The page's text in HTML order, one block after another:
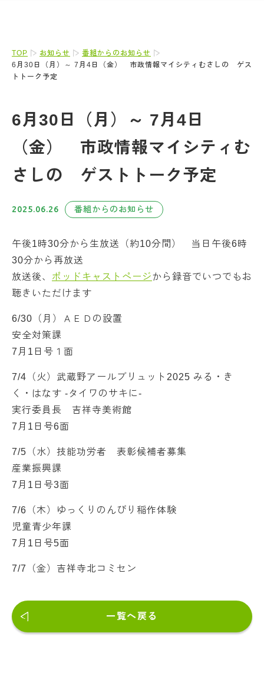
TOP お知らせ
番組からのお知らせ
6月30日（月）～ 7月4日（金） 市政情報マイシティむさしの ゲス
トトーク予定
6月30日（月）～ 7月4日
（金） 市政情報マイシティむ
さしの ゲストトーク予定
2025.06.26 番組からのお知らせ
午後1時30分から生放送（約10分間） 当日午後6時
30分から再放送
放送後、 ポッドキャストページから録音でいつでもお
聴きいただけます
6/30（月）ＡＥＤの設置
安全対策課
7月1日号１面
7/4（火）武蔵野アールブリュット2025 みる・き
く・はなす -タイワのサキに-
実行委員長 吉祥寺美術館
7月1日号6面
7/5（水）技能功労者 表彰候補者募集
産業振興課
7月1日号3面
7/6（木）ゆっくりのんびり稲作体験
児童青少年課
7月1日号5面
7/7（金）吉祥寺北コミセン
一覧へ戻る